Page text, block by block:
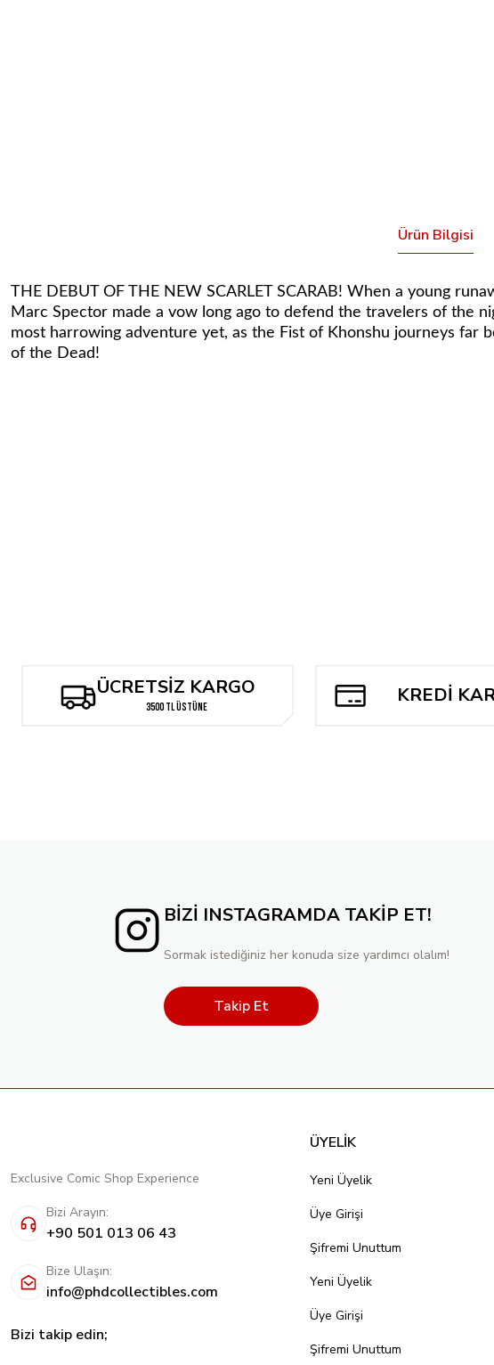
Ürün Bilgisi
THE DEBUT OF THE NEW SCARLET SCARAB! When a young
Marc Spector made a vow long ago to defend the travelers of the
most harrowing adventure yet, as the Fist of Khonshu journeys
of the Dead!
238,40 TL
ÜCRETSİZ KARGO
3500 TL ÜSTÜNE
KREDİ
BİZİ INSTAGRAMDA TAKİP ET!
Sormak istediğiniz her konuda size yardımcı olalım!
Takip Et
Exclusive Comic Shop Experience
Bizi Arayın:
+90 501 013 06 43
Bize Ulaşın:
info@phdcollectibles.com
Bizi takip edin;
ÜYELİK
Yeni Üyelik
Üye Girişi
Şifremi Unuttum
Yeni Üyelik
Üye Girişi
Şifremi Unuttum